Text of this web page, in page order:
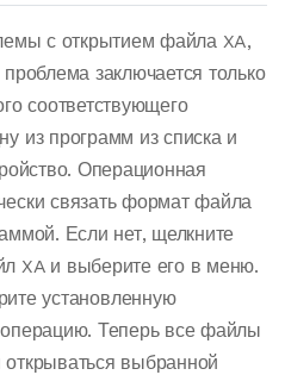
с открытием файла XA,
заключается только
соответствующего
из программ из списка и
Операционная
связать формат файла
Если нет, щелкните
XA и выберите его в меню.
установленную
Теперь все файлы
выбранной